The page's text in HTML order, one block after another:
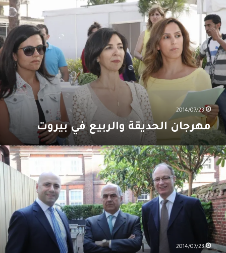
الحديقة
والربيع
في
بيروت
2014/07/23
مهرجان الحديقة والربيع في بيروت
غسان
حاصباني
يوقّع
على
كتابين
في
لندن
2014/07/23